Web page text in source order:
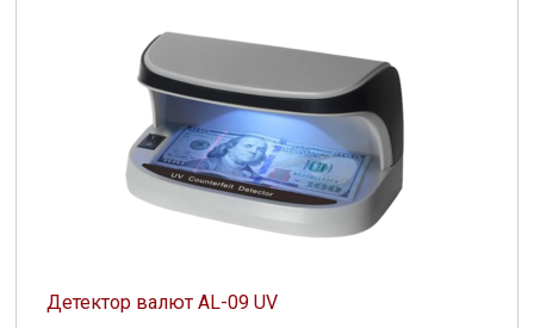
Детектор валют AL-09 UV